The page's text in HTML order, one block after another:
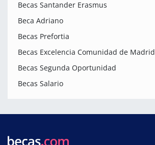
Becas Santander Erasmus
Beca Adriano
Becas Prefortia
Becas Excelencia Comunidad de Madrid
Becas Segunda Oportunidad
Becas Salario